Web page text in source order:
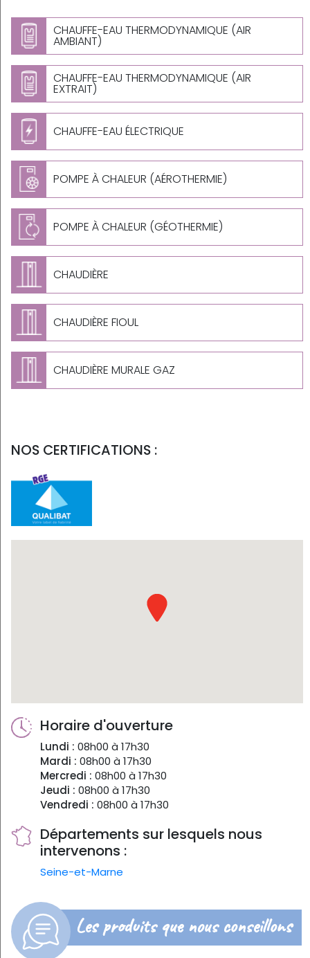
CHAUFFE-EAU THERMODYNAMIQUE (AIR
AMBIANT)
CHAUFFE-EAU THERMODYNAMIQUE (AIR
EXTRAIT)
CHAUFFE-EAU ÉLECTRIQUE
POMPE À CHALEUR (AÉROTHERMIE)
POMPE À CHALEUR (GÉOTHERMIE)
CHAUDIÈRE
CHAUDIÈRE FIOUL
CHAUDIÈRE MURALE GAZ
NOS CERTIFICATIONS :
Horaire d'ouverture
Lundi : 08h00 à 17h30
Mardi : 08h00 à 17h30
Mercredi : 08h00 à 17h30
Jeudi : 08h00 à 17h30
Vendredi : 08h00 à 17h30
Départements sur lesquels nous
intervenons :
Seine-et-Marne
Les produits que nous conseillons